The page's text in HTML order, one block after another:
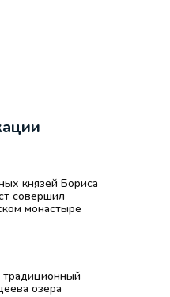
князей Бориса
совершил
монастыре
традиционный
озера